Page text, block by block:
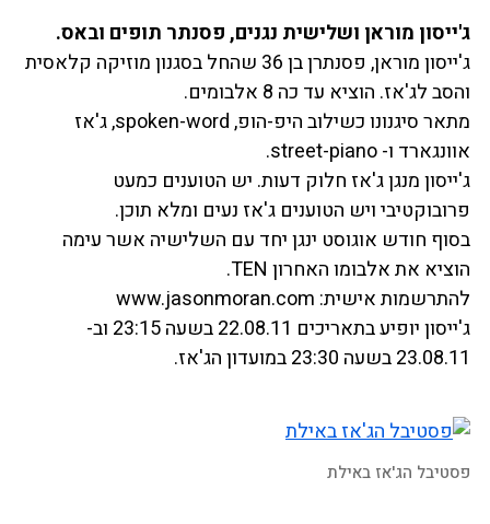
ג'ייסון מוראן ושלישית נגנים, פסנתר תופים ובאס.
ג'ייסון מוראן, פסנתרן בן 36 שהחל בסגנון מוזיקה קלאסית
והסב לג'אז. הוציא עד כה 8 אלבומים.
מתאר סיגנונו כשילוב היפ-הופ, spoken-word, ג'אז
אוונגארד ו- street-piano.
ג'ייסון מנגן ג'אז חלוק דעות. יש הטוענים כמעט
פרובוקטיבי ויש הטוענים ג'אז נעים ומלא תוכן.
בסוף חודש אוגוסט ינגן יחד עם השלישיה אשר עימה
הוציא את אלבומו האחרון TEN.
להתרשמות אישית: www.jasonmoran.com
ג'ייסון יופיע בתאריכים 22.08.11 בשעה 23:15 וב-
23.08.11 בשעה 23:30 במועדון הג'אז.
פסטיבל הג'אז באילת